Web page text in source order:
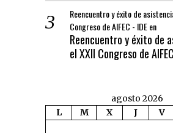
Reencuentro y éxito de
Congreso de AIFEC - IDEen
Reencuentro y éxito de
el XXII Congreso de AIFEC
agosto 2026
L
M X J V